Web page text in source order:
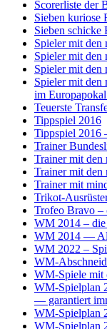
Scorerliste der
Sieben kuriose
Sieben schicke
Spieler mit den
Spieler mit den
Spieler mit
Spieler mit den
im
Teuerste
Tippspiel 2016
Tippspiel 2016
Trainer
Trainer mit den
Trainer mit den
Trainer mit
Trikot-
Trofeo Bravo –
WM 2014 –
WM 2014 —
WM 2022 –
WM-
WM-Spiele mit
WM-Spielplan
— garantiert
WM-Spielplan
WM-Spielplan